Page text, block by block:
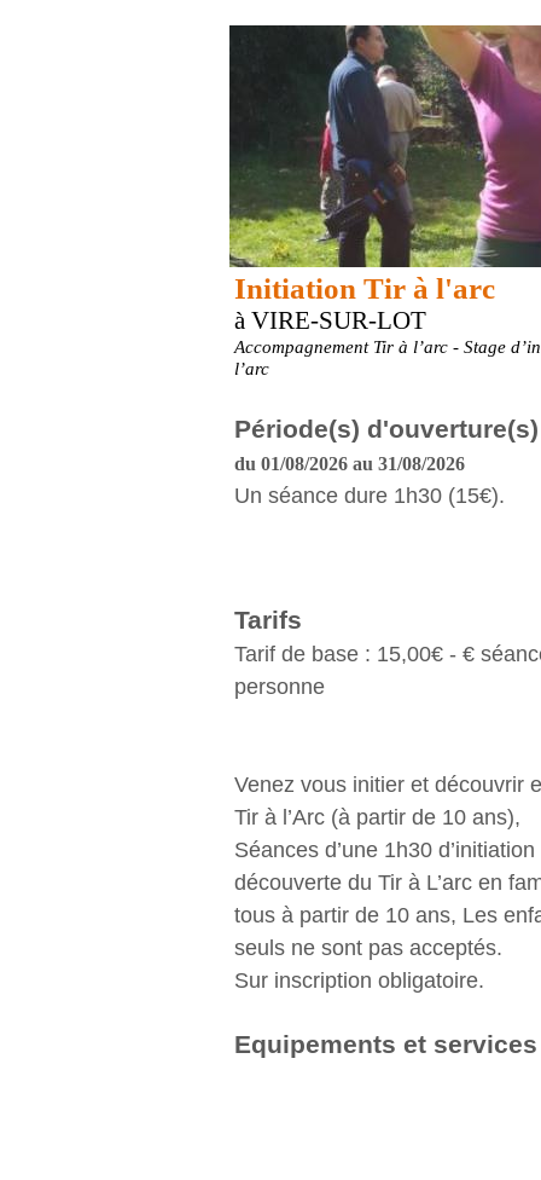
Initiation Tir à l'arc
à VIRE-SUR-LOT
Accompagnement Tir à l’arc - Stage
l’arc
Période(s) d'ouverture(s)
du 01/08/2026 au 31/08/2026
Un séance dure 1h30 (15€).
Tarifs
Tarif de base : 15,00€ - €
personne
Venez vous initier et découvrir
Tir à l’Arc (à partir de 10 ans),
Séances d’une 1h30
découverte du Tir à L’arc en
tous à partir de 10 ans, Les
seuls ne sont pas acceptés.
Sur inscription obligatoire.
Equipements et services